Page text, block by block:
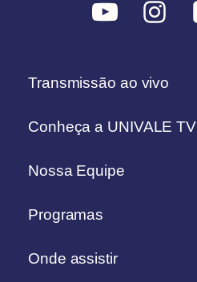
Transmissão ao vivo
Conheça a UNIVALE TV
Nossa Equipe
Programas
Onde assistir